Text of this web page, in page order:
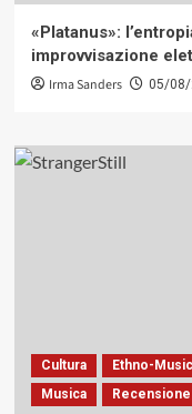
«Platanus»:
improvvisazione
Irma Sanders 05/08/
Cultura Ethno-Music
Musica